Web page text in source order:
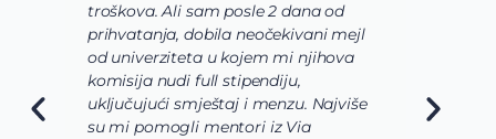
troškova. Ali sam posle 2 dana od
prihvatanja, dobila neočekivani mejl
od univerziteta u kojem mi njihova
komisija nudi full stipendiju,
uključujući smještaj i menzu. Najviše
su mi pomogli mentori iz Via